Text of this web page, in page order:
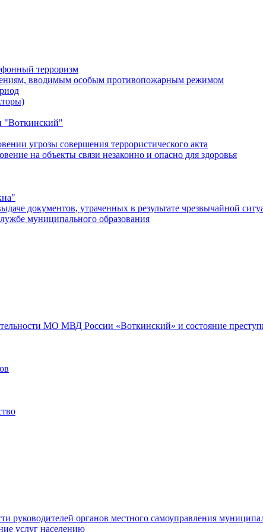
терроризм
вводимым особым противопожарным режимом
"Воткинский"
угрозы совершения террористического акта
на объекты связи незаконно и опасно для здоровья
документов, утраченных в результате чрезвычайной
муниципального образования
МО МВД России «Воткинский» и состояние
руководителей органов местного самоуправления
услуг населению